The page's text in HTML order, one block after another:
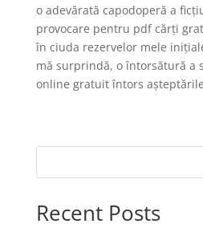
o adevărată capodoperă a
provocare pentru pdf cărți
în ciuda rezervelor mele
mă surprindă, o întorsătură a
online gratuit întors
Recent Posts